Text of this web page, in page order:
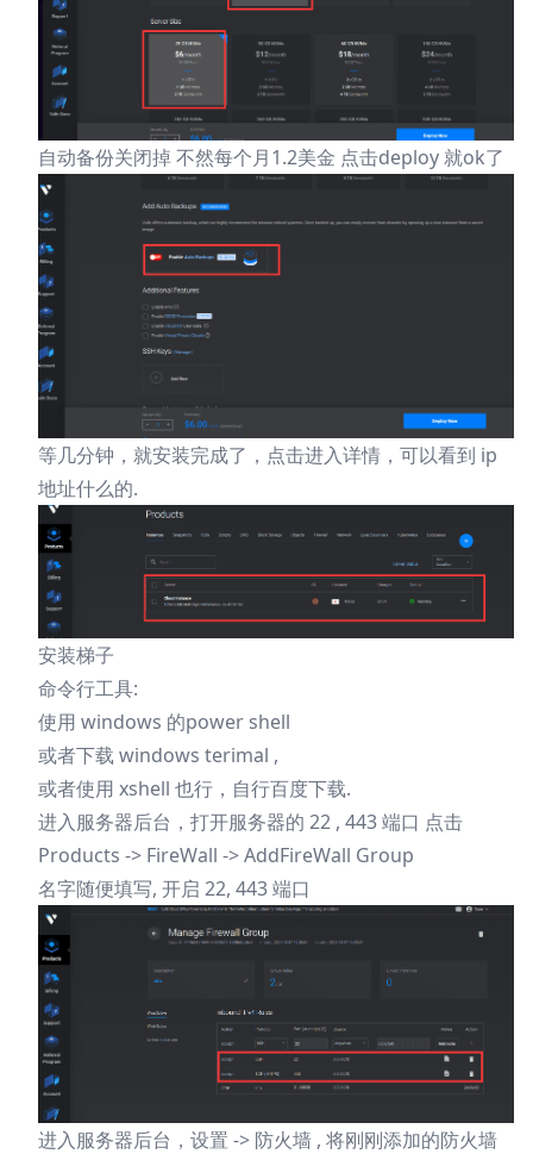
自动备份关闭掉 不然每个月1.2美金 点击deploy 就ok了
等几分钟，就安装完成了，点击进入详情，可以看到 ip
地址什么的.
安装梯子
命令行工具:
使用 windows 的power shell
或者下载 windows terimal ,
或者使用 xshell 也行，自行百度下载.
进入服务器后台，打开服务器的 22 , 443 端口 点击
Products -> FireWall ->AddFireWall Group
名字随便填写, 开启 22, 443 端口
进入服务器后台，设置 -> 防火墙 , 将刚刚添加的防火墙